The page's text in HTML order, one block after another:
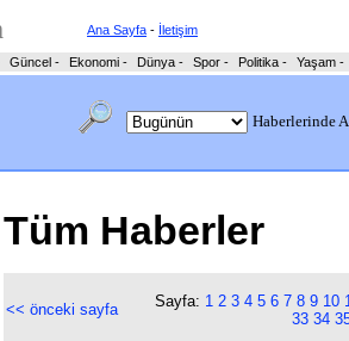
Ana Sayfa - İletişim
Güncel - Ekonomi - Dünya - Spor - Politika - Yaşam -
Haberlerinde
Tüm Haberler
<< önceki sayfa Sayfa: 1 2 3 4 5 6 7 8 9 10
33 34